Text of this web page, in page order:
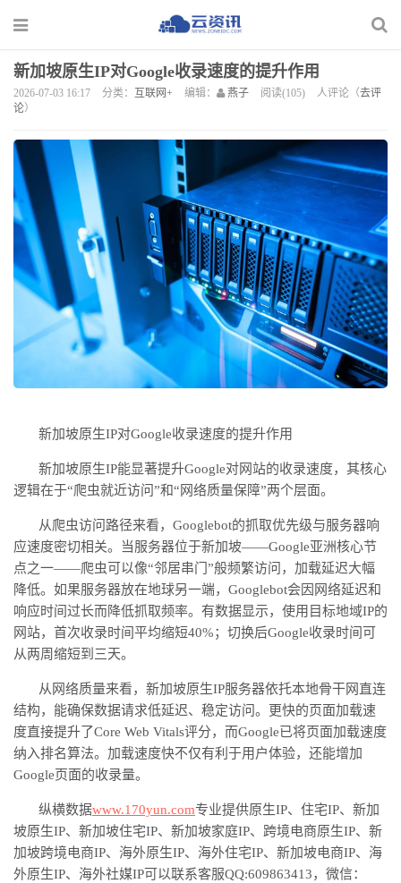
新加坡原生IP对Google收录速度的提升作用
2026-07-03 16:17 分类： 互联网+ 编辑： 燕子 阅读(105) 人评论（去评
论）
新加坡原生IP对Google收录速度的提升作用
新加坡原生IP能显著提升Google对网站的收录速度，其核心
逻辑在于“爬虫就近访问”和“网络质量保障”两个层面。
从爬虫访问路径来看， Googlebot的抓取优先级与服务器响
应速度密切相关。当服务器位于新加坡——Google亚洲核心节
点之一——爬虫可以像“邻居串门”般频繁访问，加载延迟大幅
降低。如果服务器放在地球另一端，Googlebot会因网络延迟和
响应时间过长而降低抓取频率。有数据显示，使用目标地域IP的
网站，首次收录时间平均缩短40%；切换后Google收录时间可
从两周缩短到三天。
从网络质量来看，新加坡原生IP服务器依托本地骨干网直连
结构，能确保数据请求低延迟、稳定访问。更快的页面加载速
度直接提升了Core Web Vitals评分，而Google已将页面加载速度
纳入排名算法。加载速度快不仅有利于用户体验，还能增加
Google页面的收录量。
纵横数据www.170yun.com专业提供原生IP、住宅IP、 新加
坡原生IP、 新加坡住宅IP、 新加坡家庭IP、跨境电商原生IP、 新
加坡跨境电商IP、海外原生IP、海外住宅IP、 新加坡电商IP、海
外原生IP、海外社媒IP可以联系客服QQ:609863413，微信：